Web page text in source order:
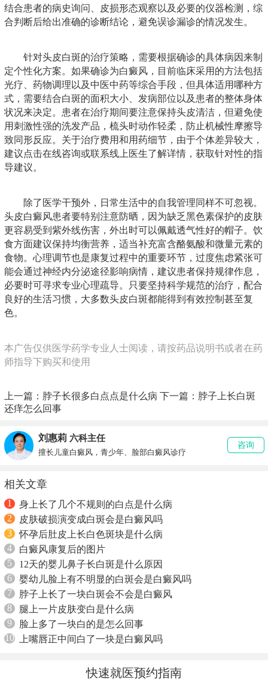
结合患者的病史询问、皮损形态观察以及必要的仪器检测，综
合判断后给出准确的诊断结论，避免误诊漏诊的情况发生。
针对头皮白斑的治疗策略，需要根据确诊的具体病因来制
定个性化方案。如果确诊为白癜风，目前临床采用的方法包括
光疗、药物调理以及中医中药等综合手段，但具体适用哪种方
式，需要结合白斑的面积大小、发病部位以及患者的整体身体
状况来决定。患者在治疗期间要注意保持头皮清洁，但避免使
用刺激性强的洗发产品，梳头时动作轻柔，防止机械性摩擦导
致同形反应。关于治疗费用和用药细节，由于个体差异较大，
建议点击在线咨询或联系线上医生了解详情，获取针对性的指
导建议。
除了医学干预外，日常生活中的自我管理同样不可忽视。
头皮白癜风患者要特别注意防晒，因为缺乏黑色素保护的皮肤
更容易受到紫外线伤害，外出时可以佩戴透气性好的帽子。饮
食方面建议保持均衡营养，适当补充富含酪氨酸和微量元素的
食物。心理调节也是康复过程中的重要环节，过度焦虑紧张可
能会通过神经内分泌途径影响病情，建议患者保持规律作息，
必要时可寻求专业心理疏导。只要坚持科学规范的治疗，配合
良好的生活习惯，大多数头皮白斑都能得到有效控制甚至复
色。
本广告仅供医学药学专业人士阅读，请按药品说明书或者在药
师指导下购买和使用
上一篇： 脖子长很多白点点是什么病 下一篇： 脖子上长白斑
还痒怎么回事
刘惠莉 六科主任
擅长儿童白癜风，青少年、脸部白癜风诊疗
咨询
相关文章
1
身上长了几个不规则的白点是什么病
2
皮肤破损演变成白斑会是白癜风吗
3
怀孕后肚皮上长白色斑块是什么病
4
白癜风康复后的图片
5
12天的婴儿鼻子长白斑是什么原因
6
婴幼儿脸上有不明显的白斑会是白癜风吗
7
脖子上长了一块白斑会不会是白癜风
8
腿上一片皮肤变白是什么病
9
脸上多了一块白的是怎么回事
10
上嘴唇正中间白了一块是白癜风吗
快速就医预约指南